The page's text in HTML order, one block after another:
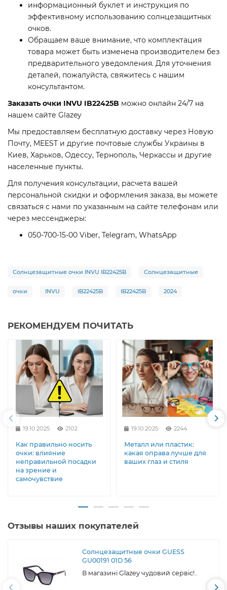
информационный буклет и инструкция по
эффективному использованию солнцезащитных
очков.
Обращаем ваше внимание, что комплектация
товара может быть изменена производителем без
предварительного уведомления. Для уточнения
деталей, пожалуйста, свяжитесь с нашим
консультантом.
Заказать очки INVU IB22425B можно онлайн 24/7 на
нашем сайте Glazey
Мы предоставляем бесплатную доставку через Новую
Почту, MEEST и другие почтовые службы Украины в
Киев, Харьков, Одессу, Тернополь, Черкассы и другие
населенные пункты.
Для получения консультации, расчета вашей
персональной скидки и оформления заказа, вы можете
связаться с нами по указанным на сайте телефонам или
через мессенджеры:
050-700-15-00 Viber, Telegram, WhatsApp
Солнцезащитные очки INVU IB22425B Солнцезащитные
очки INVU IB22425B IB22425B 2024
РЕКОМЕНДУЕМ ПОЧИТАТЬ
19.10.2025 2102
Как правильно носить
очки: влияние
неправильной посадки
на зрение и
самочувствие
19.10.2025 2244
Металл или пластик:
какая оправа лучше для
ваших глаз и стиля
Отзывы наших покупателей
Солнцезащитные очки GUESS
GU00191 01D 56
В магазині Glazey чудовий сервіс!..